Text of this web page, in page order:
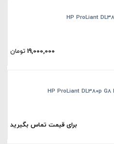
19,000,000تومان
برای قیمت تماس بگیرید